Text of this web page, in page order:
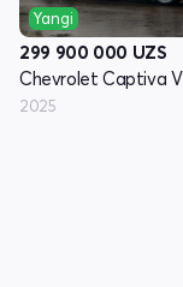
Yangi
299 900 000 UZS
Chevrolet Captiva
2025